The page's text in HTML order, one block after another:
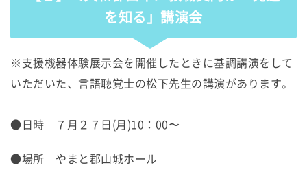
を知る」講演会
※支援機器体験展示会を開催したときに基調講演をして
いただいた、言語聴覚士の松下先生の講演があります。
●日時 ７月２７日(月)10：00〜
●場所 やまと郡山城ホール